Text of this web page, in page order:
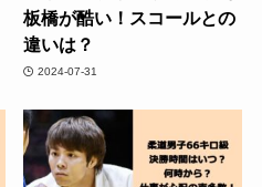
板橋が酷い！スコールとの
違いは？
2024-07-31